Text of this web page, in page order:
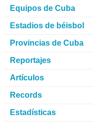
Equipos de Cuba
Estadios de béisbol
Provincias de Cuba
Reportajes
Artículos
Records
Estadísticas